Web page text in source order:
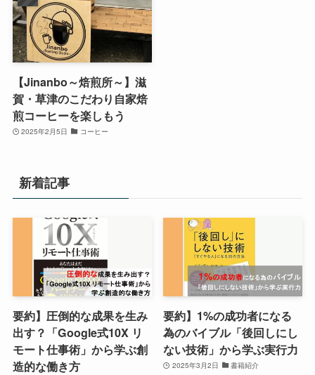
【Jinanbo～焙煎所～】滋
賀・草津のこだわり自家焙
煎コーヒーを楽しもう
2025年2月5日 コーヒー
新着記事
要約】圧倒的な成果を生み
出す？「Google式10X リ
モート仕事術」から学ぶ創
造的な働き方
要約】1%の成功者になる
為のバイブル「後回しにし
ない技術」から学ぶ実行力
2025年3月2日 書籍紹介